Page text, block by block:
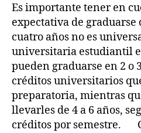
Es importante tener en
expectativa de
cuatro años no es
universitaria estudiantil
pueden graduarse en 2 o
créditos universitarios
preparatoria, mientras
llevarles de 4 a 6 años,
créditos por semestre.